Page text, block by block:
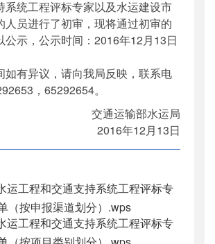
系统工程评标专家以及水运建设市
人员进行了初审，现将通过初审的
公示，公示时间：2016年12月13日
有异议，请向我局反映，联系电
，65292654。
交通运输部水运局
2016年12月13日
运工程和交通支持系统工程评标专
（按申报渠道划分）.wps
运工程和交通支持系统工程评标专
（按项目类别划分）.wps